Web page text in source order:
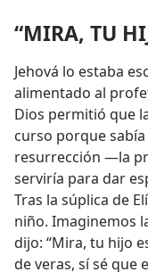
“MIRA, TU
Jehová lo estaba
alimentado al
Dios permitió que
curso porque
resurrección —la
serviría para dar
Tras la súplica de
niño. Imaginemos
dijo: “Mira, tu hijo
de veras, sí sé que